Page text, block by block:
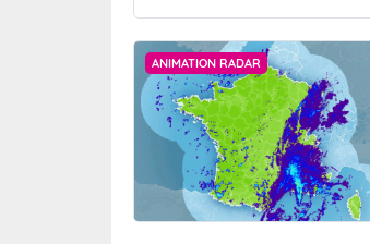
ANIMATION RADAR